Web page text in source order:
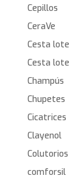
Cepillos
CeraVe
Cesta
Cesta
Champús
Chupetes
Cicatrices
Clayenol
Colutorios
comforsil